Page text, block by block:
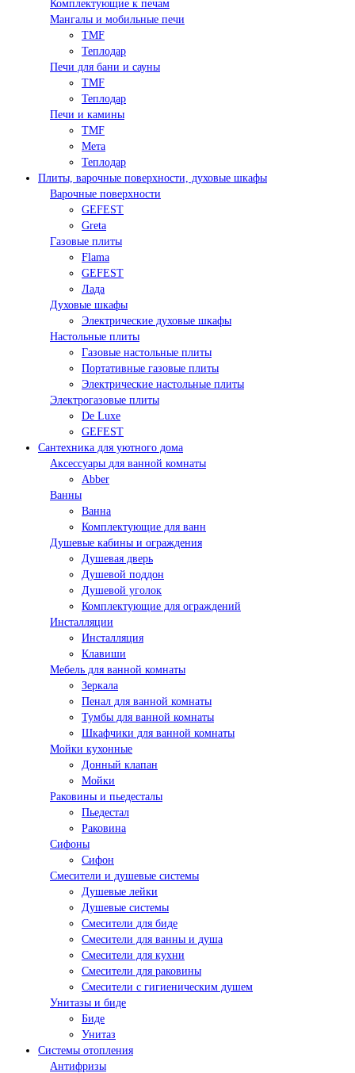
Комплектующие к печам
Мангалы и мобильные печи
TMF
Теплодар
Печи для бани и сауны
TMF
Теплодар
Печи и камины
TMF
Мета
Теплодар
Плиты, варочные поверхности, духовые шкафы
Варочные поверхности
GEFEST
Greta
Газовые плиты
Flama
GEFEST
Лада
Духовые шкафы
Электрические духовые шкафы
Настольные плиты
Газовые настольные плиты
Портативные газовые плиты
Электрические настольные плиты
Электрогазовые плиты
De Luxe
GEFEST
Сантехника для уютного дома
Аксессуары для ванной комнаты
Abber
Ванны
Ванна
Комплектующие для ванн
Душевые кабины и ограждения
Душевая дверь
Душевой поддон
Душевой уголок
Комплектующие для ограждений
Инсталляции
Инсталляция
Клавиши
Мебель для ванной комнаты
Зеркала
Пенал для ванной комнаты
Тумбы для ванной комнаты
Шкафчики для ванной комнаты
Мойки кухонные
Донный клапан
Мойки
Раковины и пьедесталы
Пьедестал
Раковина
Сифоны
Сифон
Смесители и душевые системы
Душевые лейки
Душевые системы
Смесители для биде
Смесители для ванны и душа
Смесители для кухни
Смесители для раковины
Смесители с гигиеническим душем
Унитазы и биде
Биде
Унитаз
Системы отопления
Антифризы